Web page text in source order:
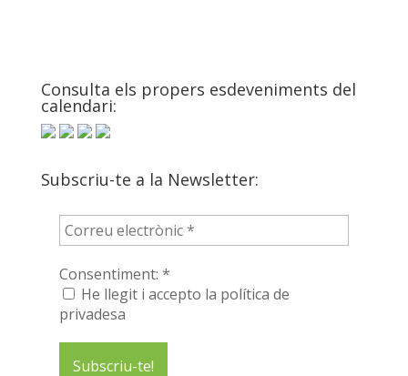
Consulta els propers esdeveniments del
calendari:
Subscriu-te a la Newsletter:
Consentiment: *
He llegit i accepto la política de
privadesa